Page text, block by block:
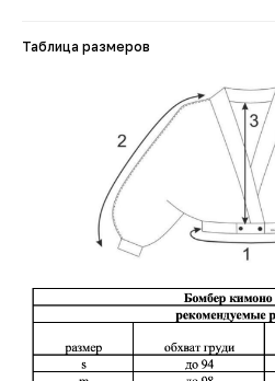
Таблица размеров